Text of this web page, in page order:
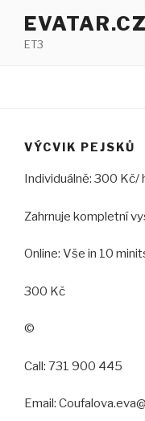
obsahu
EVATAR.CZ
ET3
VÝCVIK PEJSKŮ
Individuálně: 300 Kč/
Zahrnuje kompletní
Online: Vše in 10
300 Kč
©
Call: 731 900 445
Email: